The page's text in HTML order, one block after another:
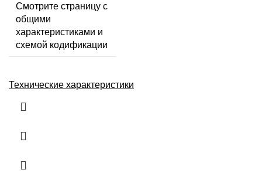
Смотрите страницу с
общими
характеристиками и
схемой кодификации
Технические характеристики